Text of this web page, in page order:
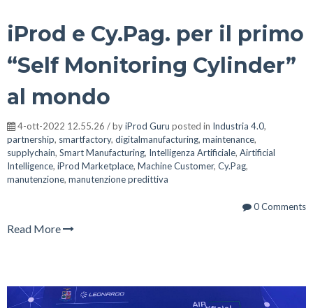
iProd e Cy.Pag. per il primo
“Self Monitoring Cylinder”
al mondo
4-ott-2022 12.55.26 / byiProd Guru posted in Industria 4.0,
partnership, smartfactory, digitalmanufacturing, maintenance,
supplychain, Smart Manufacturing, Intelligenza Artificiale, Airtificial
Intelligence, iProd Marketplace, Machine Customer, Cy.Pag,
manutenzione, manutenzione predittiva
0 Comments
Read More